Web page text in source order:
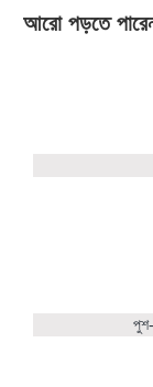
আরো পড়তে